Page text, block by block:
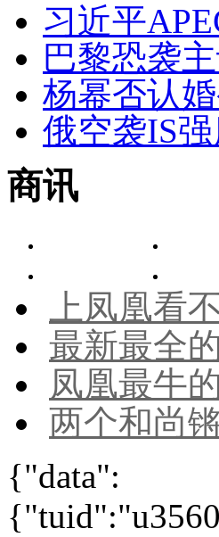
习近平
巴黎恐袭
杨幂否认
俄空袭IS
商讯
上凤凰看
最新最全
凤凰最牛
两个和尚
{"data":